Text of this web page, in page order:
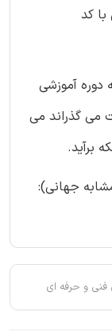
کد
دوره آموزشی
می گذراند می
برآید.
جهانی):
فنی و حرفه ای